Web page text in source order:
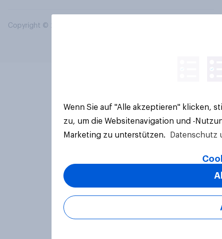
Copyright © 2026 YouGov PLC. Alle Rechte vorbehalten.
Wenn Sie auf "Alle akzeptieren" klicken,
zu, um die Websitenavigation und -
Marketing zu unterstützen.
Datenschutz